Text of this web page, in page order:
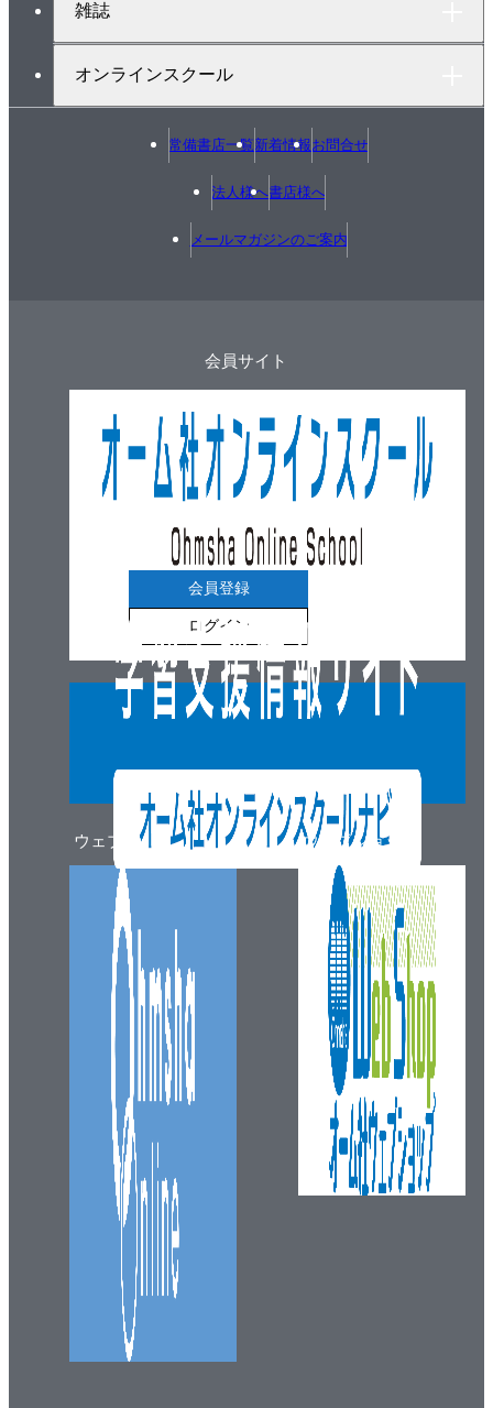
雑誌
オンラインスクール
常備書店一覧新着情報お問合せ
法人様へ書店様へ
メールマガジンのご案内
ウェブマガジン
会員サイト
会員登録
ログイン
ウェブショップ